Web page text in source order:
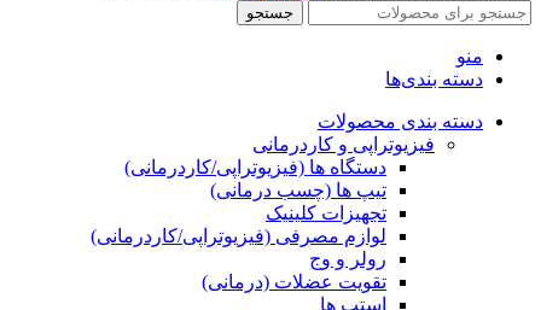
جستجو
منو
دسته بندی‌ها
دسته بندی محصولات
فیزیوتراپی و کاردرمانی
دستگاه ها (فیزیوتراپی/کاردرمانی)
تیپ ها (چسب درمانی)
تجهیزات کلینیک
لوازم مصرفی (فیزیوتراپی/کاردرمانی)
رولر و وج
تقویت عضلات (درمانی)
استپ ها